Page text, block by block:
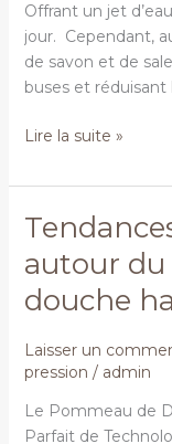
Offrant un jet
jour. Cependant,
de savon et de
buses et
Lire la suite »
autour
douche
Laisser un
pression / admin
Le Pommeau de
Parfait de
Tendances
innovations:
autour
pommeau
de